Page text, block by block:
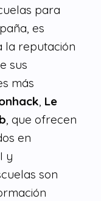
para
es
la reputación
sus
más
, Le
, que ofrecen
en
y
son